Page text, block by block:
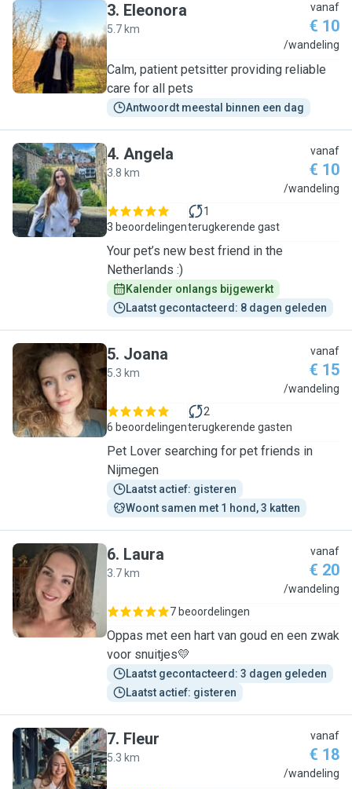
E
3. Eleonora
5.7 km
vanaf
€ 10
/wandeling
Calm, patient petsitter providing reliable
care for all pets
Antwoordt meestal binnen een dag
A
4. Angela
3.8 km
vanaf
€ 10
/wandeling
3 beoordelingen
1
terugkerende gast
Your pet’s new best friend in the
Netherlands :)
Kalender onlangs bijgewerkt
Laatst gecontacteerd: 8 dagen geleden
J
5. Joana
5.3 km
vanaf
€ 15
/wandeling
6 beoordelingen
2
terugkerende gasten
Pet Lover searching for pet friends in
Nijmegen
Laatst actief: gisteren
Woont samen met 1 hond, 3 katten
L
6. Laura
3.7 km
vanaf
€ 20
/wandeling
7 beoordelingen
Oppas met een hart van goud en een zwak
voor snuitjes💛
Laatst gecontacteerd: 3 dagen geleden
Laatst actief: gisteren
F
7. Fleur
5.3 km
vanaf
€ 18
/wandeling